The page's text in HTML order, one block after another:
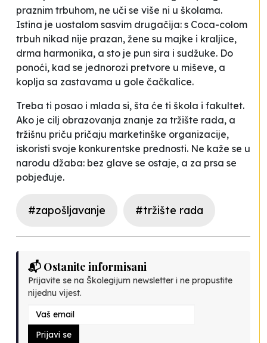
praznim trbuhom, ne uči se više ni u školama.
Istina je uostalom sasvim drugačija: s Coca-colom
trbuh nikad nije prazan, žene su majke i kraljice,
drma harmonika, a sto je pun sira i sudžuke. Do
ponoći, kad se jednorozi pretvore u miševe, a
koplja sa zastavama u gole čačkalice.
Treba ti posao i mlada si, šta će ti škola i fakultet.
Ako je cilj obrazovanja znanje za tržište rada, a
tržišnu priču pričaju marketinške organizacije,
iskoristi svoje konkurentske prednosti. Ne kaže se u
narodu džaba: bez glave se ostaje, a za prsa se
pobjeđuje.
#zapošljavanje #tržište rada
📬 Ostanite informisani
Prijavite se na Školegijum newsletter i ne propustite
nijednu vijest.
Prijavi se